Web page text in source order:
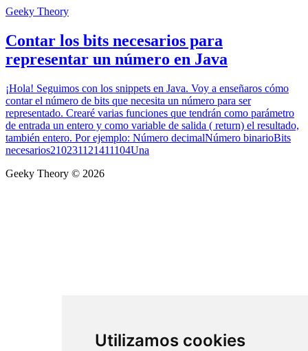
Utilizamos cookies
Geeky Theory
Contar los bits necesarios para
representar un número en Java
¡Hola! Seguimos con los snippets en Java. Voy a enseñaros cómo
contar el número de bits que necesita un número para ser
representado. Crearé varias funciones que tendrán como parámetro
de entrada un entero y como variable de salida ( return) el resultado,
también entero. Por ejemplo: Número decimalNúmero binarioBits
necesarios210231121411104Una
Geeky Theory © 2026